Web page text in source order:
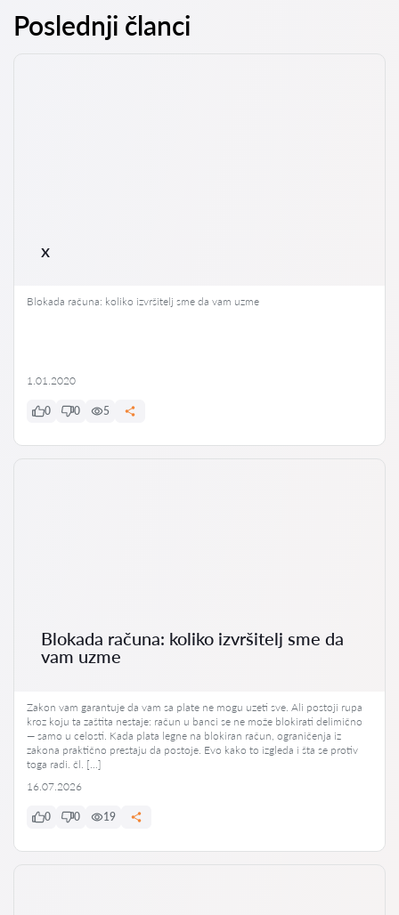
Poslednji članci
x
Blokada računa: koliko izvršitelj sme da vam uzme
1.01.2020
0 0 5
Blokada računa: koliko izvršitelj sme da
vam uzme
Zakon vam garantuje da vam sa plate ne mogu uzeti sve. Ali postoji rupa
kroz koju ta zaštita nestaje: račun u banci se ne može blokirati delimično
— samo u celosti. Kada plata legne na blokiran račun, ograničenja iz
zakona praktično prestaju da postoje. Evo kako to izgleda i šta se protiv
toga radi. čl. […]
16.07.2026
0 0 19